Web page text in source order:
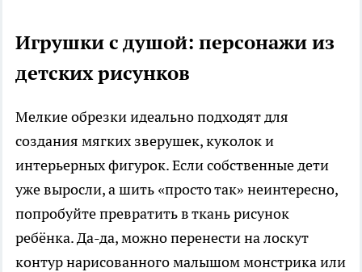
Игрушки с душой: персонажи из
детских рисунков
Мелкие обрезки идеально подходят для
создания мягких зверушек, куколок и
интерьерных фигурок. Если собственные дети
уже выросли, а шить «просто так» неинтересно,
попробуйте превратить в ткань рисунок
ребёнка. Да-да, можно перенести на лоскут
контур нарисованного малышом монстрика или